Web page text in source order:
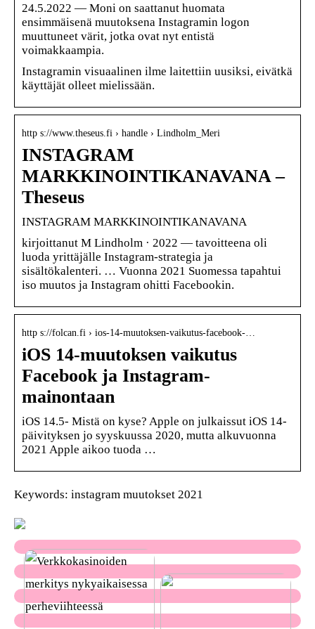
24.5.2022 — Moni on saattanut huomata
ensimmäisenä muutoksena Instagramin logon
muuttuneet värit, jotka ovat nyt entistä
voimakkaampia.
Instagramin visuaalinen ilme laitettiin uusiksi, eivätkä
käyttäjät olleet mielissään.
http s://www.theseus.fi › handle › Lindholm_Meri
INSTAGRAM
MARKKINOINTIKANAVANA –
Theseus
INSTAGRAM MARKKINOINTIKANAVANA
kirjoittanut M Lindholm · 2022 — tavoitteena oli
luoda yrittäjälle Instagram-strategia ja
sisältökalenteri. … Vuonna 2021 Suomessa tapahtui
iso muutos ja Instagram ohitti Facebookin.
http s://folcan.fi › ios-14-muutoksen-vaikutus-facebook-…
iOS 14-muutoksen vaikutus
Facebook ja Instagram-
mainontaan
iOS 14.5- Mistä on kyse? Apple on julkaissut iOS 14-
päivityksen jo syyskuussa 2020, mutta alkuvuonna
2021 Apple aikoo tuoda …
Keywords: instagram muutokset 2021